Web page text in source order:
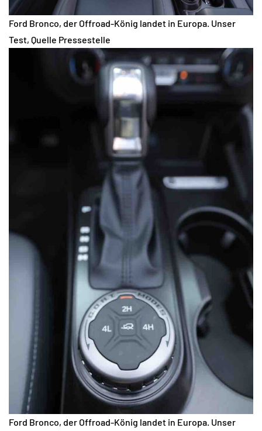
Ford Bronco, der Offroad-König landet in Europa. Unser
Test, Quelle Pressestelle
Ford Bronco, der Offroad-König landet in Europa. Unser